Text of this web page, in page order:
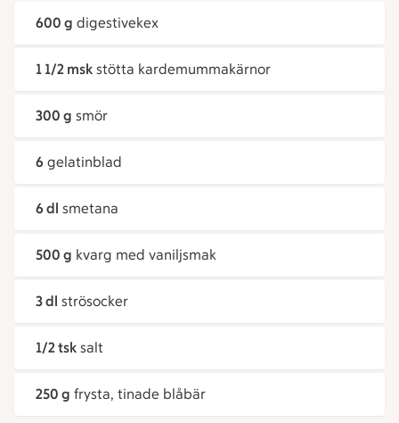
600 g digestivekex
1 1/2 msk stötta kardemummakärnor
300 g smör
6 gelatinblad
6 dl smetana
500 g kvarg med vaniljsmak
3 dl strösocker
1/2 tsk salt
250 g frysta, tinade blåbär